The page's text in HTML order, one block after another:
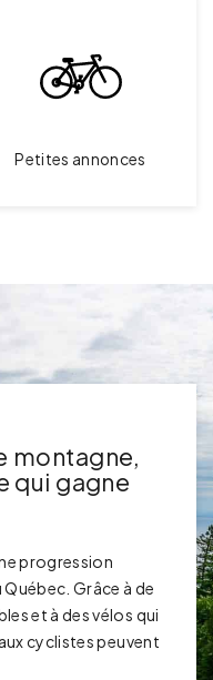
Petites annonces
montagne,
qui gagne
progression
Grâce à de
et à des vélos qui
cyclistes peuvent